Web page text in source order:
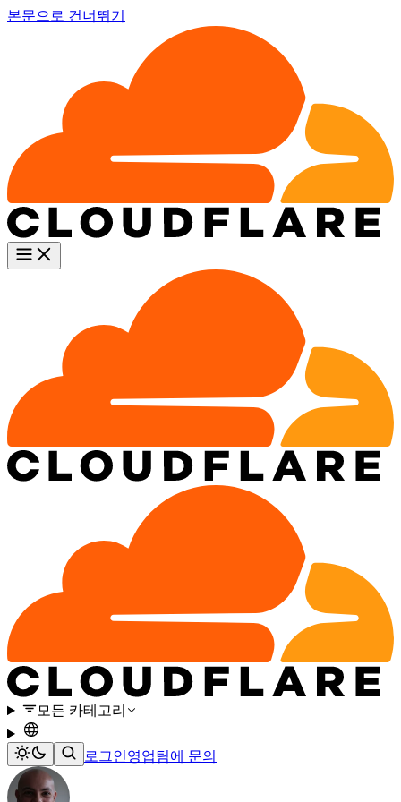
본문으로 건너뛰기
모든 카테고리
로그인영업팀에 문의